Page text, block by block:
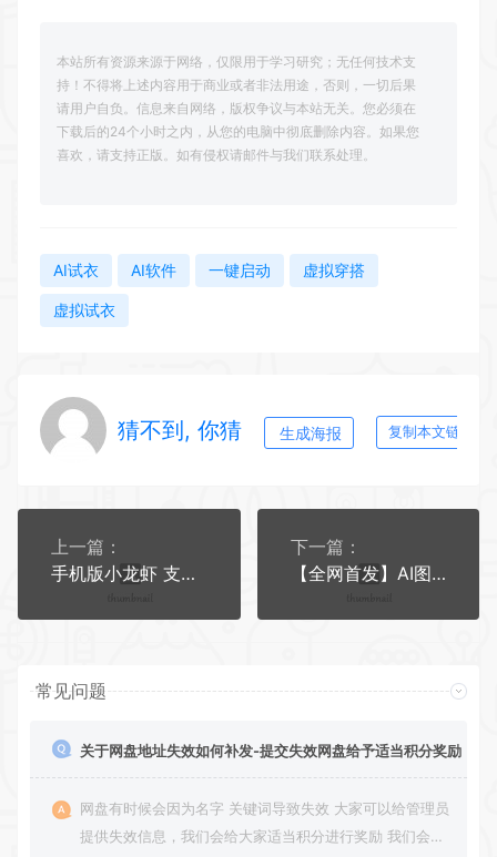
本站所有资源来源于网络，仅限用于学习研究；无任何技术支
持！不得将上述内容用于商业或者非法用途，否则，一切后果
请用户自负。信息来自网络，版权争议与本站无关。您必须在
下载后的24个小时之内，从您的电脑中彻底删除内容。如果您
喜欢，请支持正版。如有侵权请邮件与我们联系处理。
AI试衣 AI软件 一键启动 虚拟穿搭
虚拟试衣
猜不到, 你猜 生成海报 复制本文链接
上一篇：
手机版小龙虾 支持技能 本地模型
下一篇：
【全网首发】AI图片创作系统
常见问题
关于网盘地址失效如何补发-提交失效网盘给予适当积分奖励
网盘有时候会因为名字 关键词导致失效 大家可以给管理员
提供失效信息，我们会给大家适当积分进行奖励 我们会第